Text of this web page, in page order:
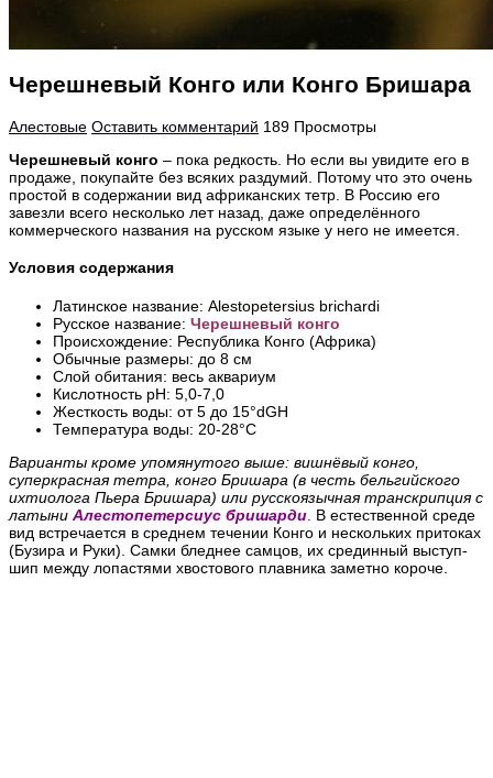
Черешневый Конго или Конго Бришара
Алестовые Оставить комментарий 189 Просмотры
Черешневый конго – пока редкость. Но если вы увидите его в
продаже, покупайте без всяких раздумий. Потому что это очень
простой в содержании вид африканских тетр. В Россию его
завезли всего несколько лет назад, даже определённого
коммерческого названия на русском языке у него не имеется.
Условия содержания
Латинское название: Alestopetersius brichardi
Русское название: Черешневый конго
Происхождение: Республика Конго (Африка)
Обычные размеры: до 8 см
Слой обитания: весь аквариум
Кислотность pH: 5,0-7,0
Жесткость воды: от 5 до 15°dGH
Температура воды: 20-28°С
Варианты кроме упомянутого выше: вишнёвый конго,
суперкрасная тетра, конго Бришара (в честь бельгийского
ихтиолога Пьера Бришара) или русскоязычная транскрипция с
латыни Алестопетерсиус бришарди . В естественной среде
вид встречается в среднем течении Конго и нескольких притоках
(Бузира и Руки). Самки бледнее самцов, их срединный выступ-
шип между лопастями хвостового плавника заметно короче.